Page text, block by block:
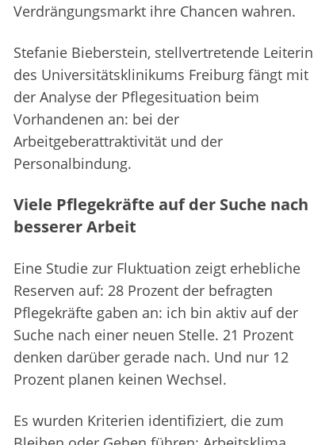
Verdrängungsmarkt ihre Chancen wahren.
Stefanie Bieberstein, stellvertretende Leiterin
des Universitätsklinikums Freiburg fängt mit
der Analyse der Pflegesituation beim
Vorhandenen an: bei der
Arbeitgeberattraktivität und der
Personalbindung.
Viele Pflegekräfte auf der Suche nach
besserer Arbeit
Eine Studie zur Fluktuation zeigt erhebliche
Reserven auf: 28 Prozent der befragten
Pflegekräfte gaben an: ich bin aktiv auf der
Suche nach einer neuen Stelle. 21 Prozent
denken darüber gerade nach. Und nur 12
Prozent planen keinen Wechsel.
Es wurden Kriterien identifiziert, die zum